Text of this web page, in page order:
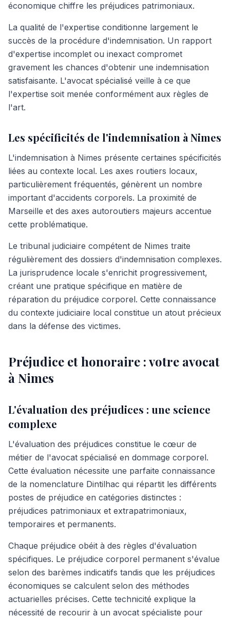
économique chiffre les préjudices patrimoniaux.
La qualité de l'expertise conditionne largement le
succès de la procédure d'indemnisation. Un rapport
d'expertise incomplet ou inexact compromet
gravement les chances d'obtenir une indemnisation
satisfaisante. L'avocat spécialisé veille à ce que
l'expertise soit menée conformément aux règles de
l'art.
Les spécificités de l'indemnisation à Nimes
L'indemnisation à Nimes présente certaines spécificités
liées au contexte local. Les axes routiers locaux,
particulièrement fréquentés, génèrent un nombre
important d'accidents corporels. La proximité de
Marseille et des axes autoroutiers majeurs accentue
cette problématique.
Le tribunal judiciaire compétent de Nimes traite
régulièrement des dossiers d'indemnisation complexes.
La jurisprudence locale s'enrichit progressivement,
créant une pratique spécifique en matière de
réparation du préjudice corporel. Cette connaissance
du contexte judiciaire local constitue un atout précieux
dans la défense des victimes.
Préjudice et honoraire : votre avocat
à Nimes
L'évaluation des préjudices : une science
complexe
L'évaluation des préjudices constitue le cœur de
métier de l'avocat spécialisé en dommage corporel.
Cette évaluation nécessite une parfaite connaissance
de la nomenclature Dintilhac qui répartit les différents
postes de préjudice en catégories distinctes :
préjudices patrimoniaux et extrapatrimoniaux,
temporaires et permanents.
Chaque préjudice obéit à des règles d'évaluation
spécifiques. Le préjudice corporel permanent s'évalue
selon des barèmes indicatifs tandis que les préjudices
économiques se calculent selon des méthodes
actuarielles précises. Cette technicité explique la
nécessité de recourir à un avocat spécialiste pour